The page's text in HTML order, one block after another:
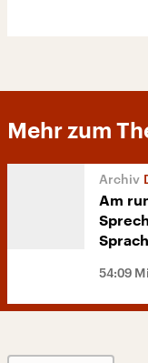
Mehr zum
Am
54:09